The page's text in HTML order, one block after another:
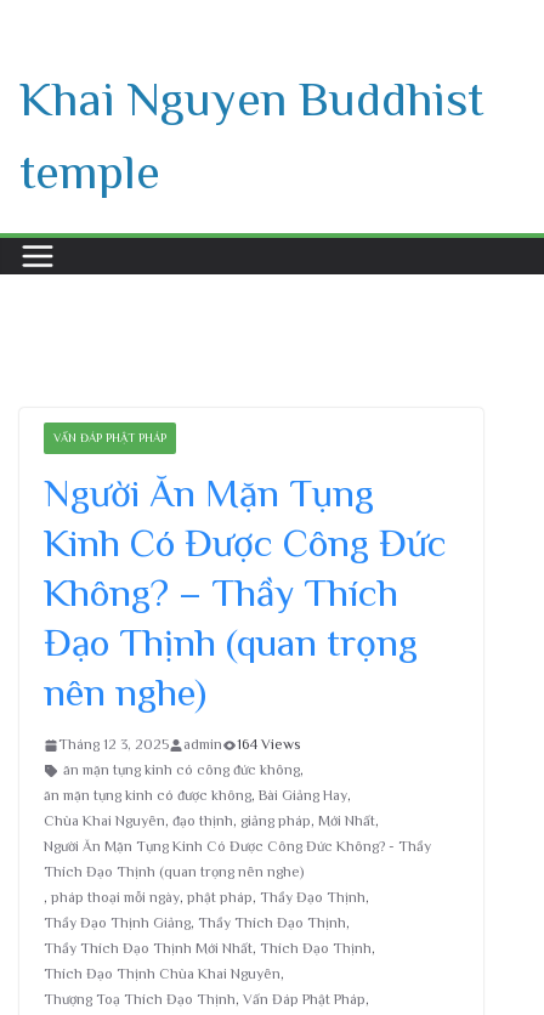
content
Khai Nguyen Buddhist
temple
VẤN ĐÁP PHẬT PHÁP
Người Ăn Mặn Tụng
Kinh Có Được Công Đức
Không? – Thầy Thích
Đạo Thịnh (quan trọng
nên nghe)
Tháng 12 3, 2025 admin
164 Views
ăn mặn tụng kinh có công đức không,
ăn mặn tụng kinh có được không, Bài Giảng Hay,
Chùa Khai Nguyên, đạo thịnh, giảng pháp, Mới Nhất,
Người Ăn Mặn Tụng Kinh Có Được Công Đức Không? - Thầy
Thích Đạo Thịnh (quan trọng nên nghe)
, pháp thoại mỗi ngày, phật pháp, Thầy Đạo Thịnh,
Thầy Đạo Thịnh Giảng, Thầy Thích Đạo Thịnh,
Thầy Thích Đạo Thịnh Mới Nhất, Thích Đạo Thịnh,
Thích Đạo Thịnh Chùa Khai Nguyên,
Thượng Toạ Thích Đạo Thịnh, Vấn Đáp Phật Pháp,